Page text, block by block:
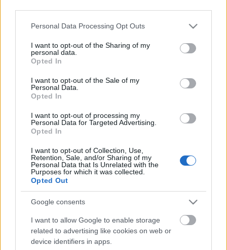
Please note that this website/app uses one or more Google
not limited to your visit or usage behaviour. You may click to
grant or deny consent to Google and its third-party tags to
use your data for below specified purposes in below Google
consent section.
Personal Data Processing Opt Outs
I want to opt-out of the Sharing of my
personal data.
Opted In
I want to opt-out of the Sale of my
Personal Data.
Opted In
I want to opt-out of processing my
Personal Data for Targeted Advertising.
Opted In
I want to opt-out of Collection, Use,
Retention, Sale, and/or Sharing of my
Personal Data that Is Unrelated with the
Purposes for which it was collected.
Opted Out
Google consents
I want to allow Google to enable storage
related to advertising like cookies on web or
device identifiers in apps.
Címkék:vélemény
Ajánlott bejegyzések:
(önkormányzatra várva)
Kamerád szerenád